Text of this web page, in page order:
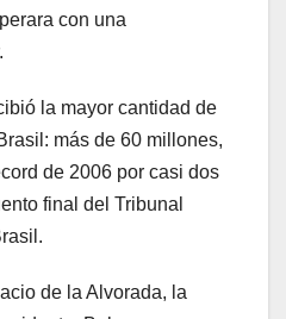
con una
la mayor cantidad de
más de 60 millones,
de 2006 por casi dos
final del Tribunal
de la Alvorada, la